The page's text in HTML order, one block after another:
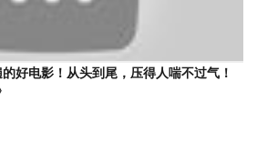
好电影！从头到尾，压得人喘不过气！